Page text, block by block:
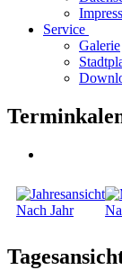
Service
Galerie
Nach Jahr